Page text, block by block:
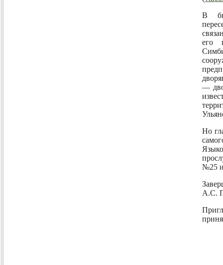
В
его
—
Но
№25
А.С.